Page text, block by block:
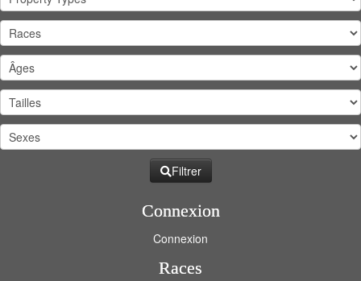
Filtrer
Connexion
Connexion
Races